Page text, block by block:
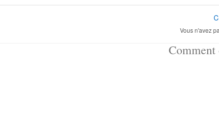
Vous n'avez
Comment